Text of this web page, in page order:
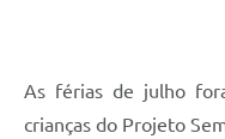
As férias de julho
crianças do Projeto